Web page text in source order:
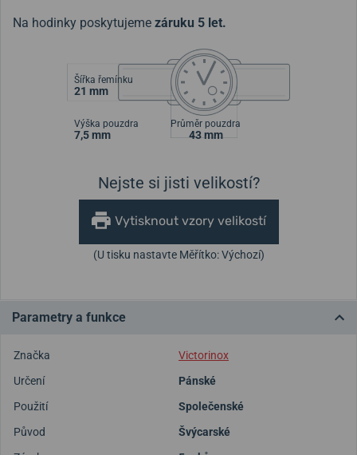
Na hodinky poskytujeme záruku 5 let.
Šířka řemínku
21 mm
Výška pouzdra
7,5 mm
Průměr pouzdra
43 mm
Nejste si jisti velikostí?
Vytisknout vzory velikostí
(U tisku nastavte Měřítko: Výchozí)
Parametry a funkce
Značka
Victorinox
Určení
Pánské
Použití
Společenské
Původ
Švýcarské